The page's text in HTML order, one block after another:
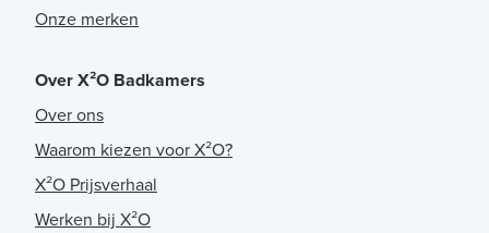
Onze merken
Over X²O Badkamers
Over ons
Waarom kiezen voor X²O?
X²O Prijsverhaal
Werken bij X²O